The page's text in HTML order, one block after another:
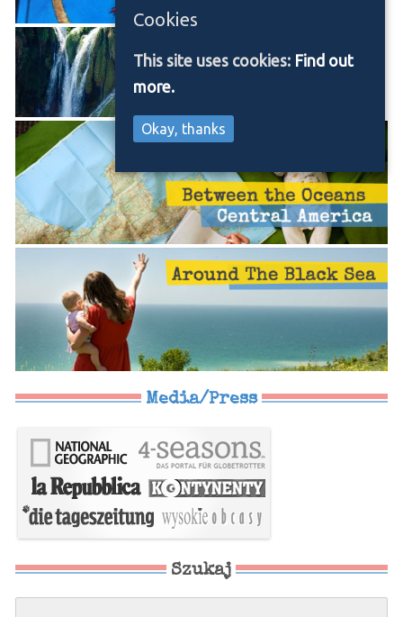
Media/Press
Szukaj
Cookies
This site uses cookies: Find out
more.
Okay, thanks